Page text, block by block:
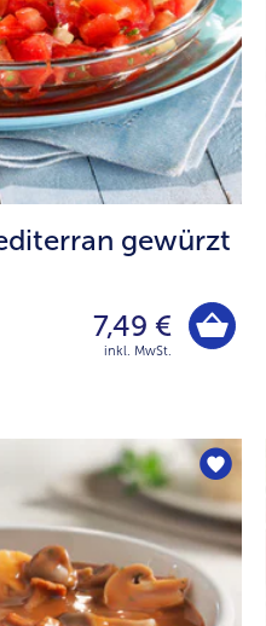
gewürzt
7,49 €
inkl. MwSt.